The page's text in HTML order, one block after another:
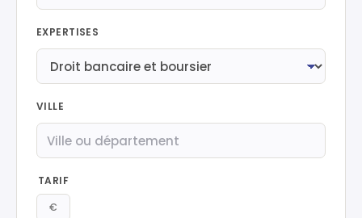
EXPERTISES
VILLE
TARIF
€